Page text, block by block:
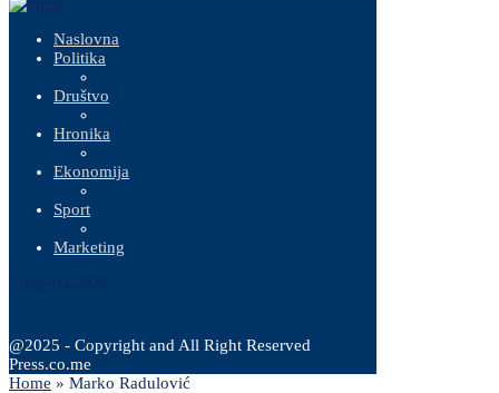
Naslovna
Politika
Društvo
Hronika
Ekonomija
Sport
Marketing
@2025 - Copyright and All Right Reserved
Press.co.me
Home » Marko Radulović